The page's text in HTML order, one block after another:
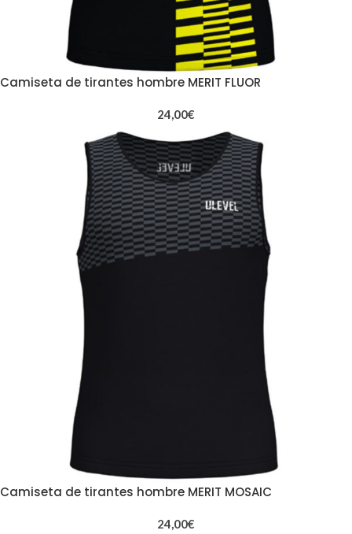
Camiseta de tirantes hombre MERIT FLUOR
24,00€
Camiseta de tirantes hombre MERIT MOSAIC
24,00€